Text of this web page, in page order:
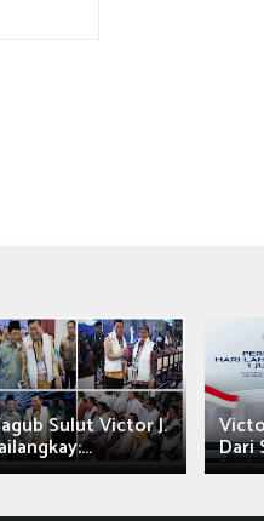
Sulut Victor J.
Dari